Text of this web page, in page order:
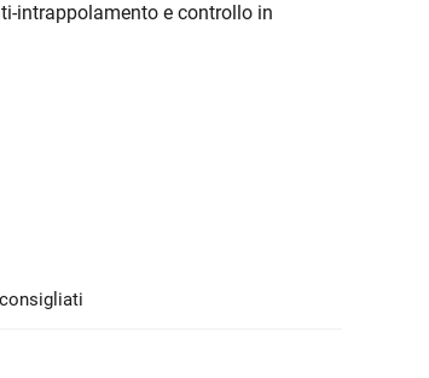
intrappolamento e controllo in